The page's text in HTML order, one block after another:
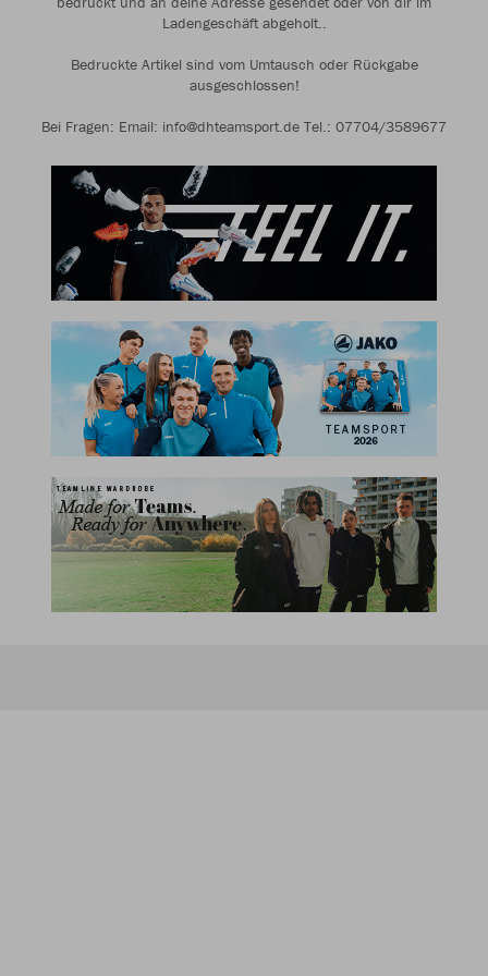
Ladengeschäft abgeholt..
Bedruckte Artikel sind vom Umtausch oder Rückgabe
ausgeschlossen!
Bei Fragen: Email: info@dhteamsport.de Tel.: 07704/3589677